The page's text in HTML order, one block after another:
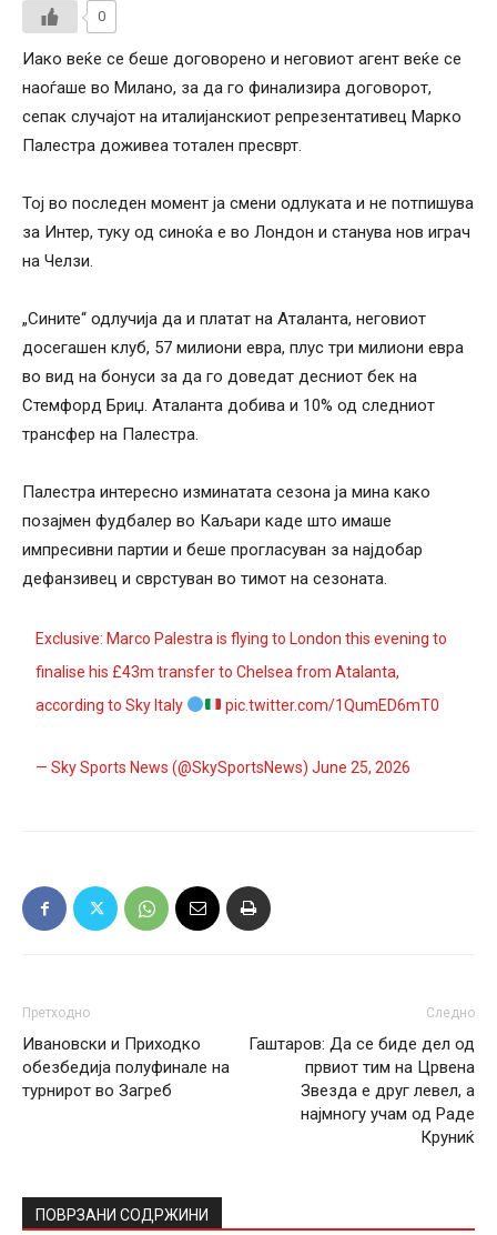
0
Иако веќе се беше договорено и неговиот агент веќе се
наоѓаше во Милано, за да го финализира договорот,
сепак случајот на италијанскиот репрезентативец Марко
Палестра доживеа тотален пресврт.
Тој во последен момент ја смени одлуката и не потпишува
за Интер, туку од синоќа е во Лондон и станува нов играч
на Челзи.
„Сините“ одлучија да и платат на Аталанта, неговиот
досегашен клуб, 57 милиони евра, плус три милиони евра
во вид на бонуси за да го доведат десниот бек на
Стемфорд Бриџ. Аталанта добива и 10% од следниот
трансфер на Палестра.
Палестра интересно изминатата сезона ја мина како
позајмен фудбалер во Каљари каде што имаше
импресивни партии и беше прогласуван за најдобар
дефанзивец и сврстуван во тимот на сезоната.
Exclusive: Marco Palestra is flying to London this evening to
finalise his £43m transfer to Chelsea from Atalanta,
according to Sky Italy
pic.twitter.com/1QumED6mT0
— Sky Sports News (@SkySportsNews)June 25, 2026
Претходно
Ивановски и Приходко
обезбедија полуфинале на
турнирот во Загреб
Следно
Гаштаров: Да се биде дел од
првиот тим на Црвена
Звезда е друг левел, а
најмногу учам од Раде
Круниќ
ПОВРЗАНИ СОДРЖИНИ